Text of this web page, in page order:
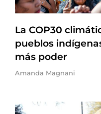
La COP30
pueblos
más poder
Amanda Magnani